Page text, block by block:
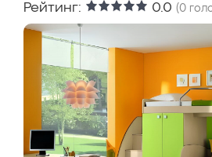
Рейтинг: 0.0 (0